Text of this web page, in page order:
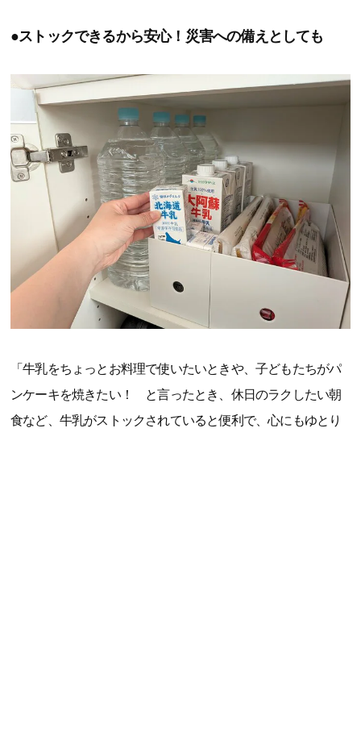
●ストックできるから安心！災害への備えとしても
「牛乳をちょっとお料理で使いたいときや、子どもたちがパ
ンケーキを焼きたい！ と言ったとき、休日のラクしたい朝
食など、牛乳がストックされていると便利で、心にもゆとり